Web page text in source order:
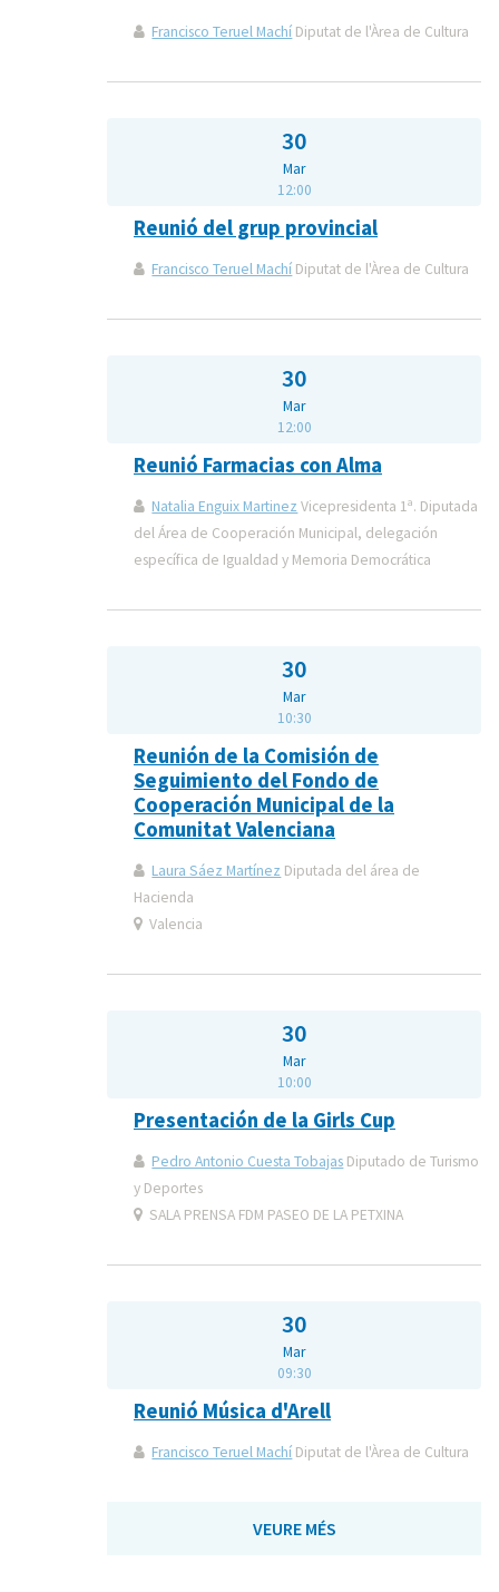
Francisco Teruel Machí Diputat de l'Àrea de Cultura
30
Mar
12:00
Reunió del grup provincial
Francisco Teruel Machí Diputat de l'Àrea de Cultura
30
Mar
12:00
Reunió Farmacias con Alma
Natalia Enguix Martinez Vicepresidenta 1ª. Diputada
del Área de Cooperación Municipal, delegación
específica de Igualdad y Memoria Democrática
30
Mar
10:30
Reunión de la Comisión de
Seguimiento del Fondo de
Cooperación Municipal de la
Comunitat Valenciana
Laura Sáez Martínez Diputada del área de
Hacienda
Valencia
30
Mar
10:00
Presentación de la Girls Cup
Pedro Antonio Cuesta Tobajas Diputado de Turismo
y Deportes
SALA PRENSA FDM PASEO DE LA PETXINA
30
Mar
09:30
Reunió Música d'Arell
Francisco Teruel Machí Diputat de l'Àrea de Cultura
VEURE MÉS